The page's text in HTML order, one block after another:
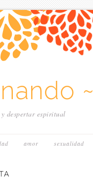
~
despertar espiritual
amor sexualidad